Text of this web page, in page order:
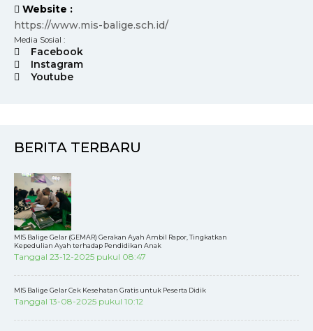
Website :
https://www.mis-balige.sch.id/
Media Sosial :
Facebook
Instagram
Youtube
BERITA TERBARU
MIS Balige Gelar (GEMAR) Gerakan Ayah Ambil Rapor, Tingkatkan
Kepedulian Ayah terhadap Pendidikan Anak
Tanggal 23-12-2025 pukul 08:47
MIS Balige Gelar Cek Kesehatan Gratis untuk Peserta Didik
Tanggal 13-08-2025 pukul 10:12